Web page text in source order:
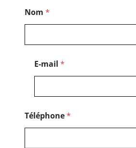
Nom *
E-mail *
Téléphone*